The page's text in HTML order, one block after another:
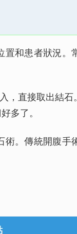
和患者狀況。
，直接取出結
多了。
。傳統開腹手